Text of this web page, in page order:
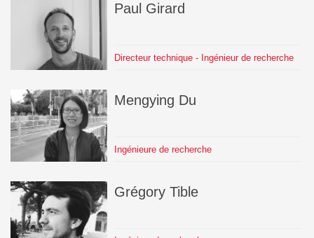
Paul Girard
Directeur technique - Ingénieur de recherche
Mengying Du
Ingénieure de recherche
Grégory Tible